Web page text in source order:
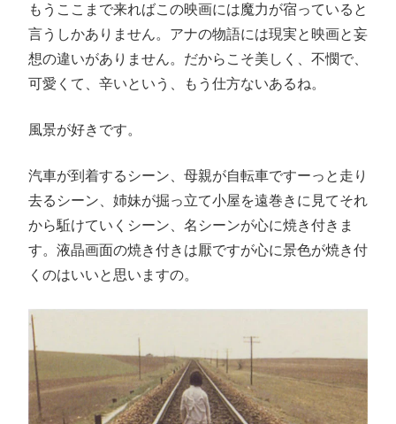
もうここまで来ればこの映画には魔力が宿っていると
言うしかありません。アナの物語には現実と映画と妄
想の違いがありません。だからこそ美しく、不憫で、
可愛くて、辛いという、もう仕方ないあるね。
風景が好きです。
汽車が到着するシーン、母親が自転車ですーっと走り
去るシーン、姉妹が掘っ立て小屋を遠巻きに見てそれ
から駈けていくシーン、名シーンが心に焼き付きま
す。液晶画面の焼き付きは厭ですが心に景色が焼き付
くのはいいと思いますの。